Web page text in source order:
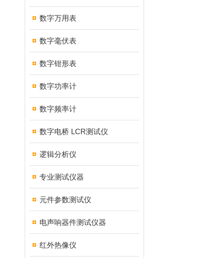
数字万用表
数字毫伏表
数字钳形表
数字功率计
数字频率计
数字电桥 LCR测试仪
逻辑分析仪
专业测试仪器
元件参数测试仪
电声响器件测试仪器
红外热像仪